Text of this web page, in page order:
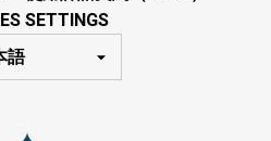
SETTINGS
語